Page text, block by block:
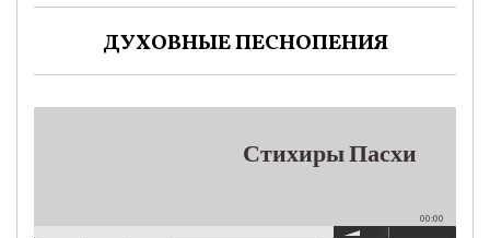
ДУХОВНЫЕ ПЕСНОПЕНИЯ
Стихиры Пасхи
00:00